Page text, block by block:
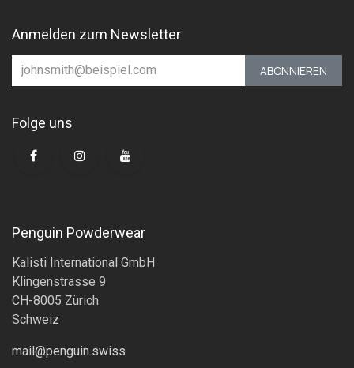
Anmelden zum Newsletter
ABONNIEREN
Folge uns
Penguin Powderwear
Kalisti International GmbH
Klingenstrasse 9
CH-8005 Zürich
Schweiz
mail@penguin.swiss